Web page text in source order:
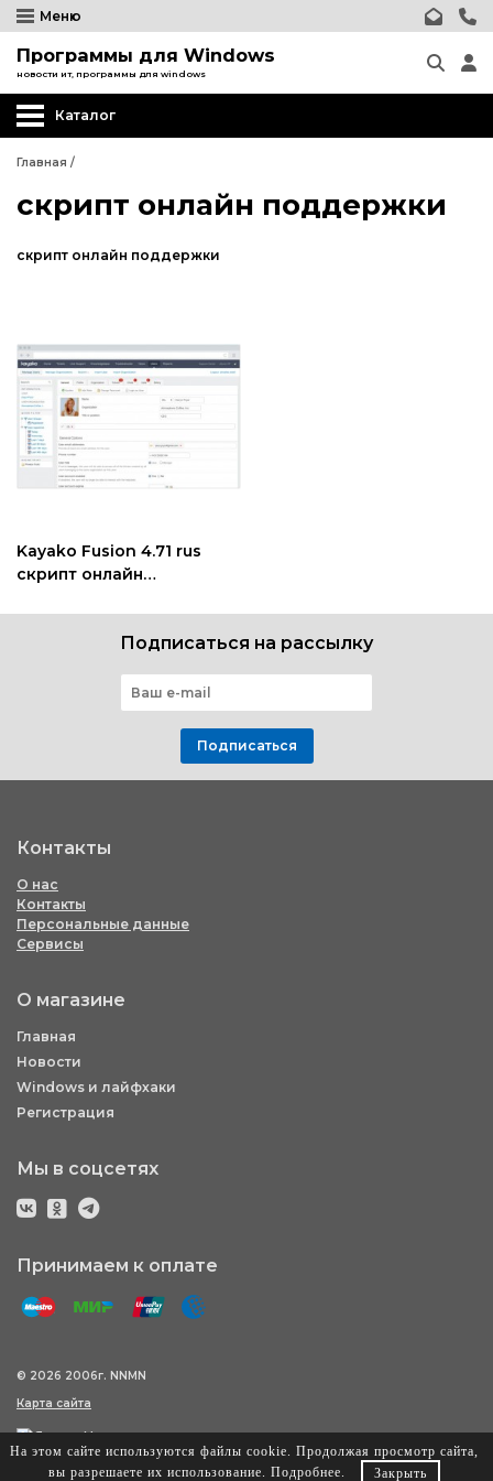
Меню
Программы для Windows
новости ит, программы для windows
Каталог
Главная /
скрипт онлайн поддержки
скрипт онлайн поддержки
Kayako Fusion 4.71 rus
скрипт онлайн
Подписаться на рассылку
Подписаться
Контакты
О нас
Контакты
Персональные данные
Сервисы
О магазине
Главная
Новости
Windows и лайфхаки
Регистрация
Мы в соцсетях
Принимаем к оплате
© 2026 2006г. NNMN
Карта сайта
На этом сайте используются файлы cookie. Продолжая просмотр сайта,
вы разрешаете их использование. Подробнее. Закрыть